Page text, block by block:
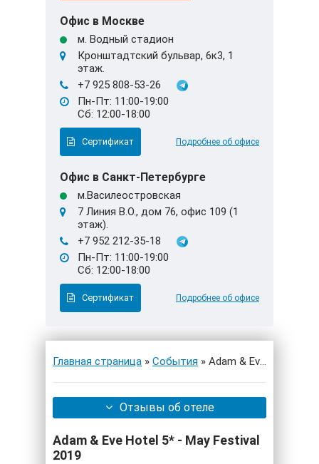
Офис в Москве
м. Водный стадион
Кронштадтский бульвар, 6к3, 1
этаж.
+7 925 808-53-26
Пн-Пт: 11:00-19:00
Сб: 12:00-18:00
Сертификат Подробнее об офисе
Офис в Санкт-Петербурге
м.Василеостровская
7 Линия В.О., дом 76, офис 109 (1
этаж).
+7 952 212-35-18
Пн-Пт: 11:00-19:00
Сб: 12:00-18:00
Сертификат Подробнее об офисе
Главная страница » События » Adam & Eve Hotel 5* - May Festival 2019
Отзывы об отеле
Adam & Eve Hotel 5* - May Festival
2019